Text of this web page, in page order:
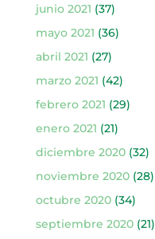
junio 2021 (37)
mayo 2021 (36)
abril 2021 (27)
marzo 2021 (42)
febrero 2021 (29)
enero 2021 (21)
diciembre 2020(32)
noviembre 2020(28)
octubre 2020(34)
septiembre 2020(21)